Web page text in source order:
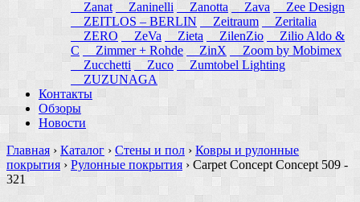
Zanat
Zaninelli Zanotta Zava
Zee Design
ZEITLOS – BERLIN
Zeitraum
Zeritalia
ZERO
ZeVa Zieta ZilenZio
Zilio Aldo &
C
Zimmer + Rohde ZinX
Zoom by Mobimex
Zucchetti
Zuco
Zumtobel Lighting
ZUZUNAGA
Контакты
Обзоры
Новости
Главная › Каталог › Стены и пол › Ковры и рулонные
покрытия › Рулонные покрытия › Carpet Concept Concept 509 -
321